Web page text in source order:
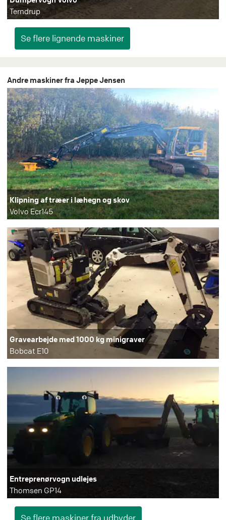
Terndrup
Andre maskiner fra Jeppe Jensen
Klipning af træer i læhegn og skov
Volvo Ecr145
Gravearbejde med 1000 kg minigraver
Bobcat E10
Entreprenørvogn udlejes
Thomsen GP14